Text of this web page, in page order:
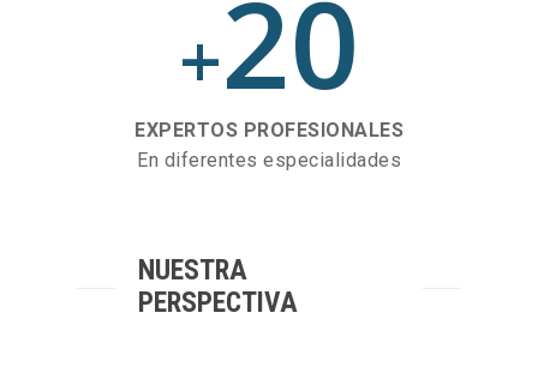
+20
EXPERTOS PROFESIONALES
En diferentes especialidades
NUESTRA
PERSPECTIVA